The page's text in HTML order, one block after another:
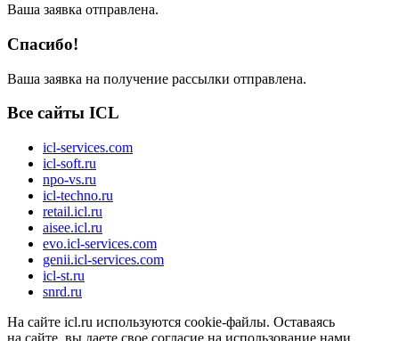
Ваша заявка отправлена.
Спасибо!
Ваша заявка на получение рассылки отправлена.
Все сайты ICL
icl-services.com
icl-soft.ru
npo-vs.ru
icl-techno.ru
retail.icl.ru
aisee.icl.ru
evo.icl-services.com
genii.icl-services.com
icl-st.ru
snrd.ru
На сайте icl.ru используются cookie-файлы. Оставаясь
на сайте, вы даете свое согласие на использование нами